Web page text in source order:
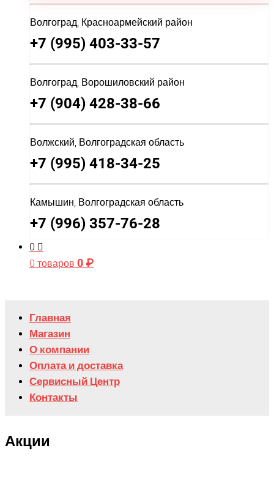
Волгоград, Красноармейский район
+7 (995) 403-33-57
Волгоград, Ворошиловский район
+7 (904) 428-38-66
Волжский, Волгоградская область
+7 (995) 418-34-25
Камышин, Волгоградская область
+7 (996) 357-76-28
0
0 товаров 0 ₽
Главная
Магазин
О компании
Оплата и доставка
Сервисный Центр
Контакты
Акции